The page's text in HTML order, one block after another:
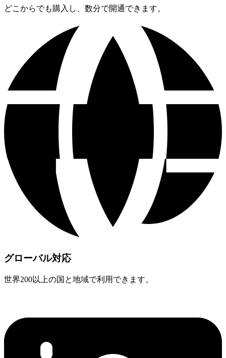
どこからでも購入し、数分で開通できます。
グローバル対応
世界200以上の国と地域で利用できます。